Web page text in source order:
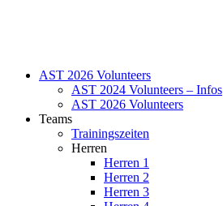
AST 2026 Volunteers
AST 2024 Volunteers – Infos
AST 2026 Volunteers
Teams
Trainingszeiten
Herren
Herren 1
Herren 2
Herren 3